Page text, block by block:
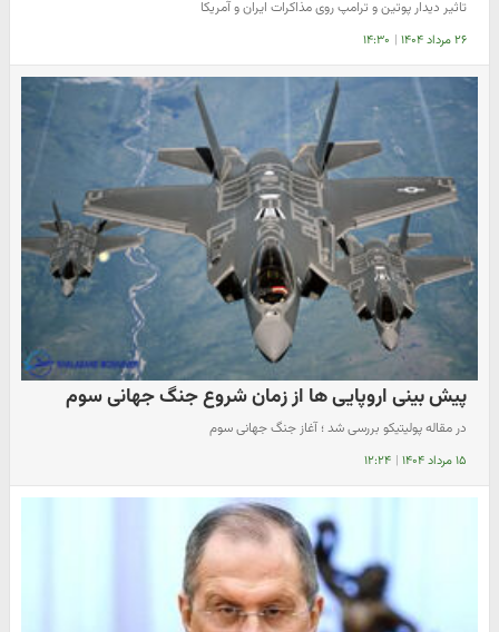
تاثیر دیدار پوتین و ترامپ روی مذاکرات ایران و آمریکا
۲۶ مرداد ۱۴۰۴ | ۱۴:۳۰
پیش بینی اروپایی ها از زمان شروع جنگ جهانی سوم
در مقاله پولیتیکو بررسی شد ؛ آغاز جنگ جهانی سوم
۱۵ مرداد ۱۴۰۴ | ۱۲:۲۴